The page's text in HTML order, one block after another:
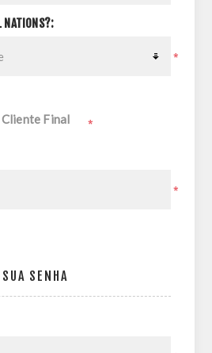
NATIONS?:
*
Cliente Final *
*
SUA SENHA